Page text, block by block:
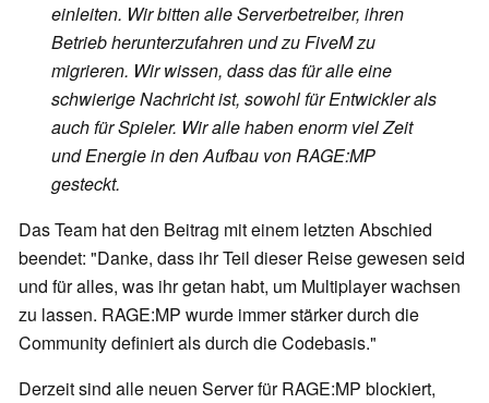
einleiten. Wir bitten alle Serverbetreiber, ihren
Betrieb herunterzufahren und zu FiveM zu
migrieren. Wir wissen, dass das für alle eine
schwierige Nachricht ist, sowohl für Entwickler als
auch für Spieler. Wir alle haben enorm viel Zeit
und Energie in den Aufbau von RAGE:MP
gesteckt.
Das Team hat den Beitrag mit einem letzten Abschied
beendet: "Danke, dass ihr Teil dieser Reise gewesen seid
und für alles, was ihr getan habt, um Multiplayer wachsen
zu lassen. RAGE:MP wurde immer stärker durch die
Community definiert als durch die Codebasis."
Derzeit sind alle neuen Server für RAGE:MP blockiert,